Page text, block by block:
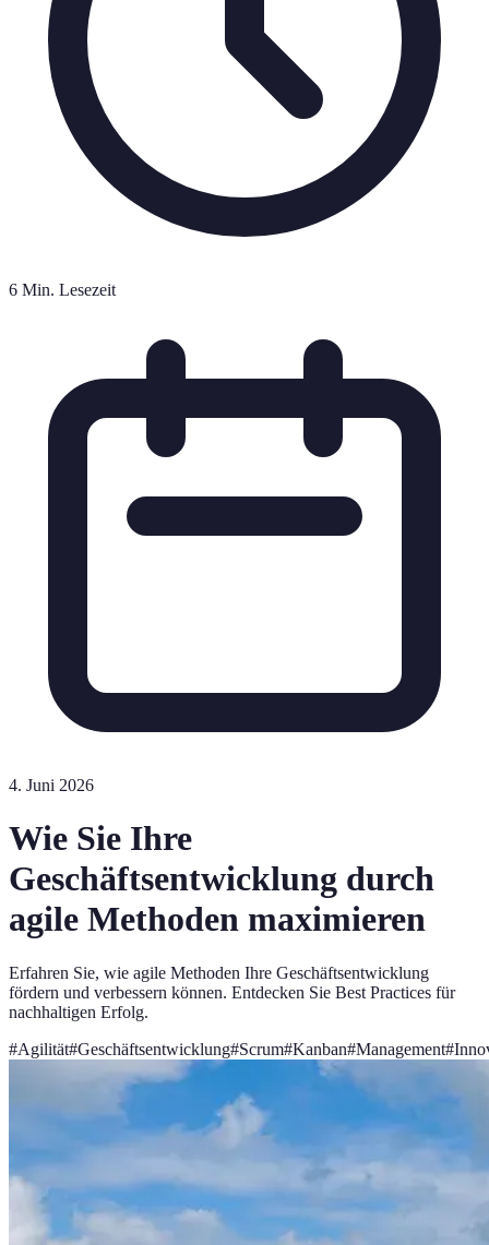
6 Min. Lesezeit
4. Juni 2026
Wie Sie Ihre
Geschäftsentwicklung durch
agile Methoden maximieren
Erfahren Sie, wie agile Methoden Ihre Geschäftsentwicklung
fördern und verbessern können. Entdecken Sie Best Practices für
nachhaltigen Erfolg.
#Agilität#Geschäftsentwicklung#Scrum#Kanban#Management#